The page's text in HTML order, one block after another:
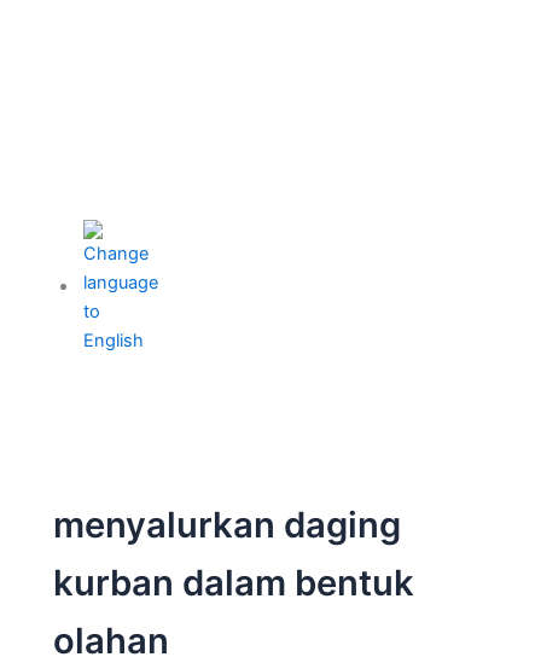
menyalurkan daging
kurban dalam bentuk
olahan